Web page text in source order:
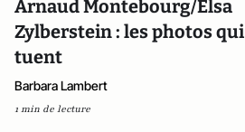
Arnaud Montebourg/Elsa
Zylberstein : les photos qui
tuent
Barbara Lambert
1 min de lecture